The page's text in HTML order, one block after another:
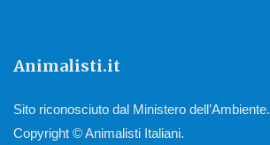
Animalisti.it
Sito riconosciuto dal Ministero dell’Ambiente.
Copyright © Animalisti Italiani.